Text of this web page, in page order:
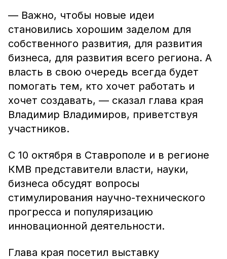
— Важно, чтобы новые идеи
становились хорошим заделом для
собственного развития, для развития
бизнеса, для развития всего региона. А
власть в свою очередь всегда будет
помогать тем, кто хочет работать и
хочет создавать, — сказал глава края
Владимир Владимиров, приветствуя
участников.
С 10 октября в Ставрополе и в регионе
КМВ представители власти, науки,
бизнеса обсудят вопросы
стимулирования научно-технического
прогресса и популяризацию
инновационной деятельности.
Глава края посетил выставку